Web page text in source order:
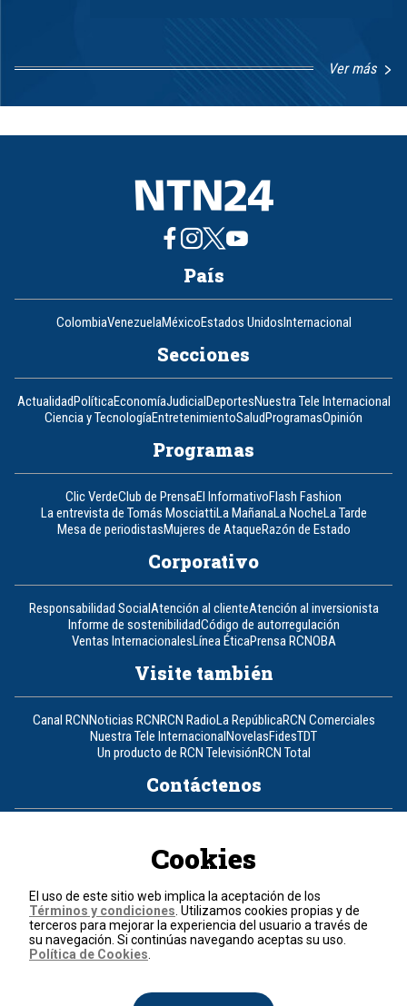
Ver más
8
País
ColombiaVenezuelaMéxicoEstados UnidosInternacional
Secciones
ActualidadPolíticaEconomíaJudicialDeportesNuestra Tele Internacional
Ciencia y TecnologíaEntretenimientoSaludProgramasOpinión
Programas
Clic VerdeClub de PrensaEl InformativoFlash Fashion
La entrevista de Tomás MosciattiLa MañanaLa NocheLa Tarde
Mesa de periodistasMujeres de AtaqueRazón de Estado
Corporativo
Responsabilidad SocialAtención al clienteAtención al inversionista
Informe de sostenibilidadCódigo de autorregulación
Ventas InternacionalesLínea ÉticaPrensa RCNOBA
Visite también
Canal RCNNoticias RCNRCN RadioLa RepúblicaRCN Comerciales
Nuestra Tele InternacionalNovelasFidesTDT
Un producto de RCN TelevisiónRCN Total
Contáctenos
Política de cookies
Términos y condiciones
© 2026, RCN Medios.
Todos los derechos reservados.
Cookies
El uso de este sitio web implica la aceptación de los
Términos y condiciones . Utilizamos cookies propias y de
terceros para mejorar la experiencia del usuario a través de
su navegación. Si continúas navegando aceptas su uso.
Política de Cookies